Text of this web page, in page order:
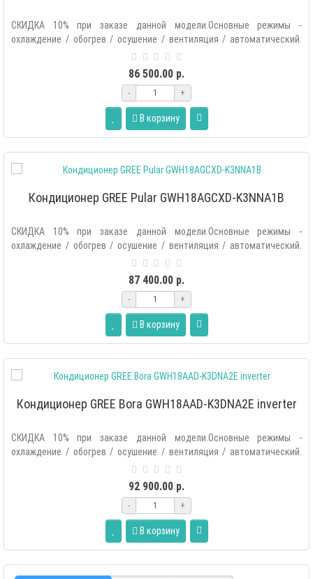
СКИДКА 10% при заказе данной модели.Основные режимы -
охлаждение / обогрев / осушение / вентиляция / автоматический.
86 500.00 р.
- +
В корзину
Кондиционер GREE Pular GWH18AGCXD-K3NNA1B
СКИДКА 10% при заказе данной модели.Основные режимы -
охлаждение / обогрев / осушение / вентиляция / автоматический.
87 400.00 р.
- +
В корзину
Кондиционер GREE Bora GWH18AAD-K3DNA2E inverter
СКИДКА 10% при заказе данной модели.Основные режимы -
охлаждение / обогрев / осушение / вентиляция / автоматический.
92 900.00 р.
- +
В корзину